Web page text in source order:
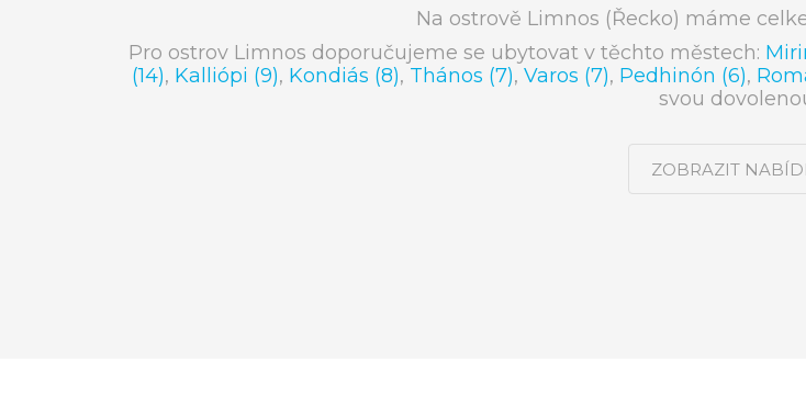
Na ostrově Limnos (Řecko) máme
Pro ostrov Limnos doporučujeme se ubytovat v těchto městech:
(14), Kalliópi (9), Kondiás (8), Thános (7), Varos (7), Pedhinón (6),
svou
ZOBRAZIT